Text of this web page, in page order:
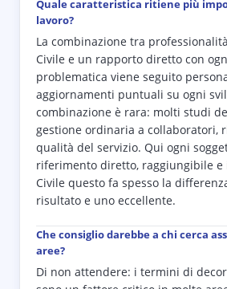
Quale caratteristica ritiene più
lavoro?
La combinazione tra
Civile e un rapporto diretto con
problematica viene seguito
aggiornamenti puntuali su ogni
combinazione è rara: molti studi
gestione ordinaria a collaboratori,
qualità del servizio. Qui ogni
riferimento diretto, raggiungibile e
Civile questo fa spesso la
risultato e uno eccellente.
Che consiglio darebbe a chi cerca
aree?
Di non attendere: i termini di